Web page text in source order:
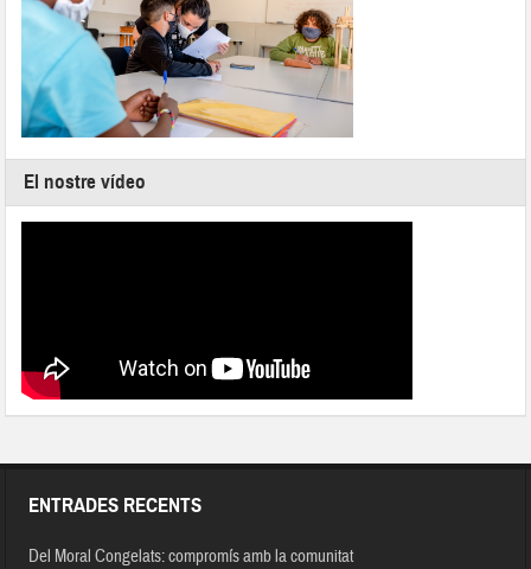
El nostre vídeo
ENTRADES RECENTS
Del Moral Congelats: compromís amb la comunitat